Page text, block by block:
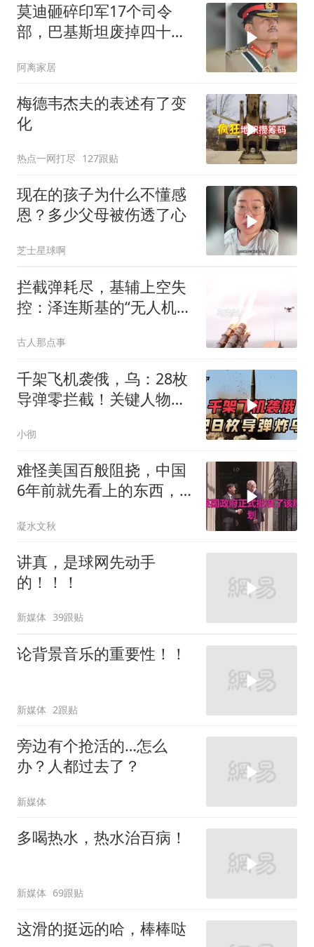
莫迪砸碎印军17个司令
部，巴基斯坦废掉四十年
变天
阿离家居
梅德韦杰夫的表述有了变
化
热点一网打尽 127跟贴
现在的孩子为什么不懂感
恩？多少父母被伤透了心
芝士星球啊
拦截弹耗尽，基辅上空失
控：泽连斯基的“无人机神
古人那点事
千架飞机袭俄，乌：28枚
导弹零拦截！关键人物被
小彻
难怪美国百般阻挠，中国
6年前就先看上的东西，
凝水文秋
讲真，是球网先动手
的！！！
新媒体 39跟贴
论背景音乐的重要性！！
新媒体 2跟贴
旁边有个抢活的…怎么
办？人都过去了？
新媒体
多喝热水，热水治百病！
新媒体 69跟贴
这滑的挺远的哈，棒棒哒